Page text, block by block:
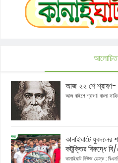
আলোচিত
আজ ২২ শে শ্রাবণ-
আজ বাইশে শ্রাবণ। বাংলা
কানাইঘাটে যুবদলের
কটূক্তির বিরুদ্ধে
কানাইঘাট নিউজ ডেস্ক :